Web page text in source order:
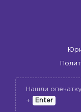
Нашли
+
Enter